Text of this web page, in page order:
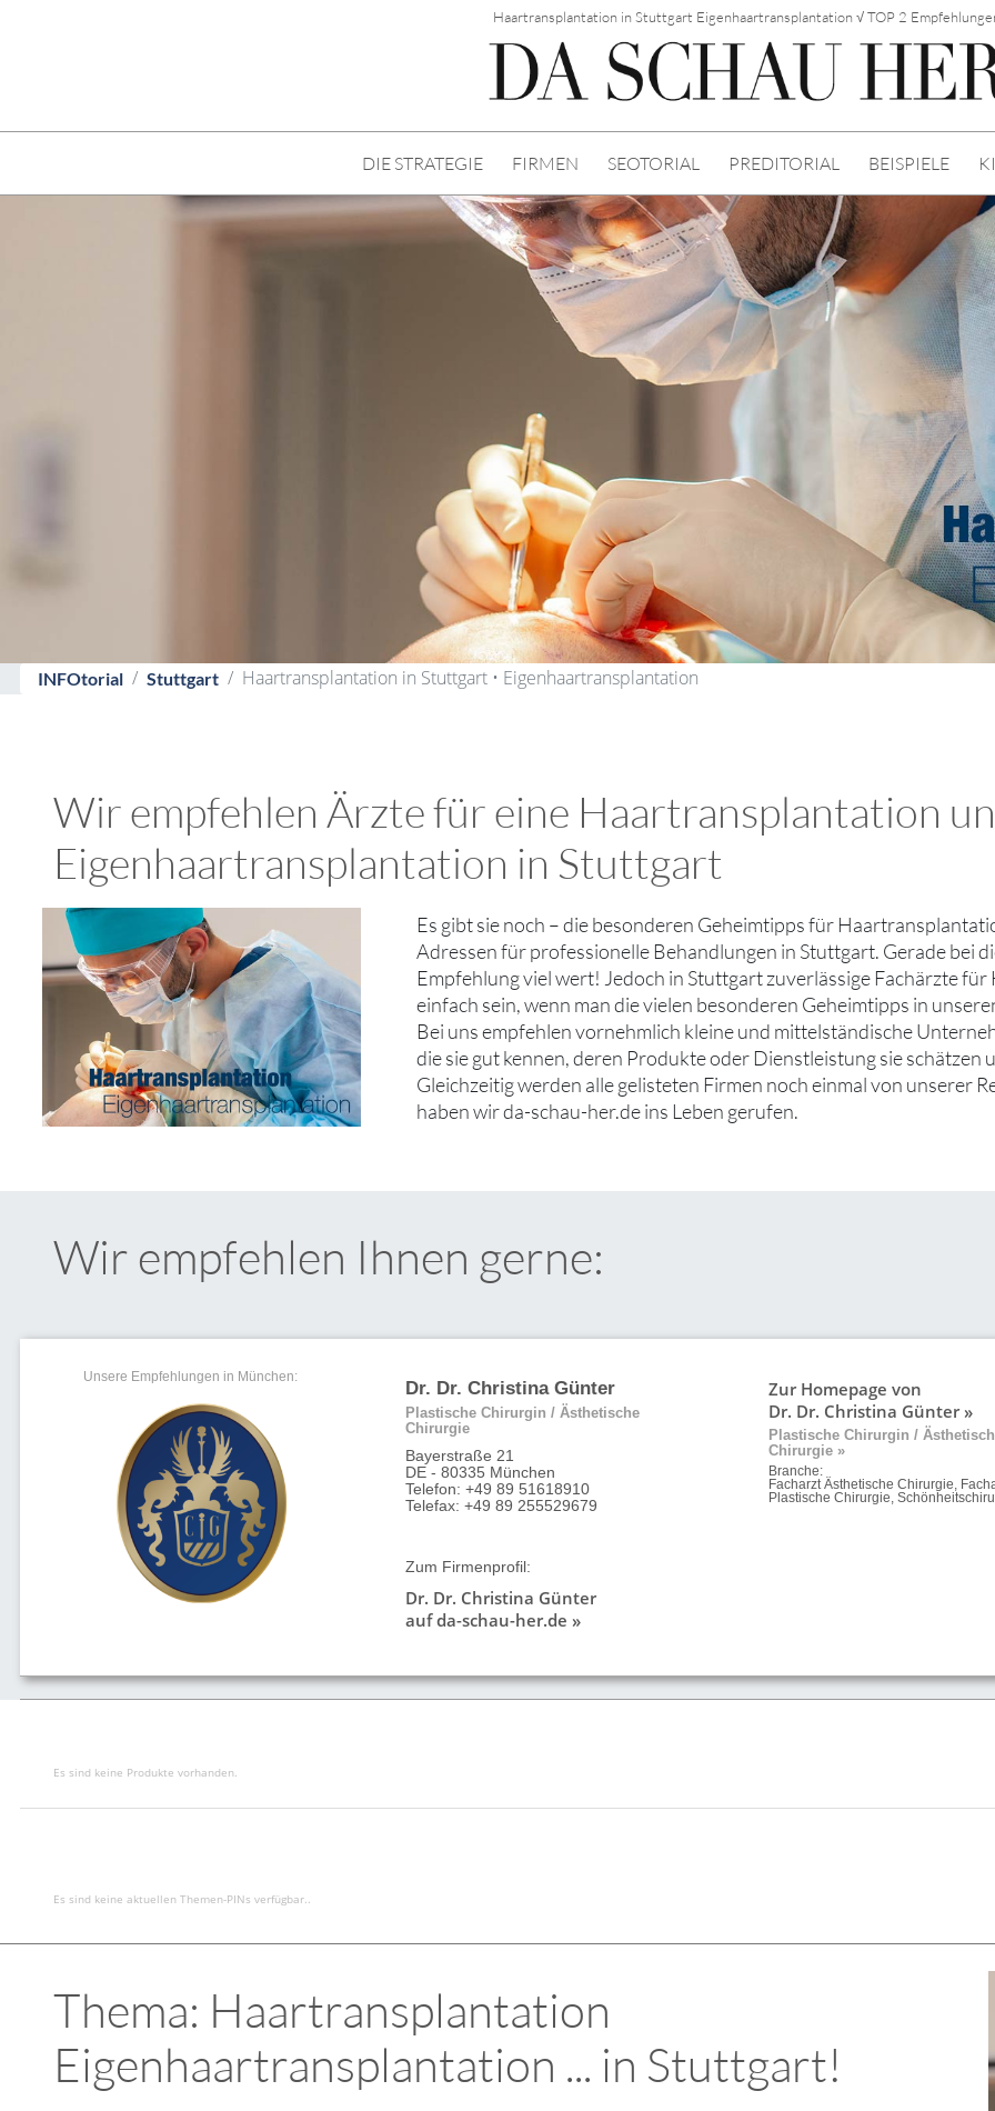
Haartransplantation in Stuttgart Eigenhaartransplantation √ TOP 2
DIE STRATEGIE FIRMEN SEOTORIAL PREDITORIAL BEISPIELE
INFOtorial Stuttgart Haartransplantation in Stuttgart • Eigenhaartransplantation
Wir empfehlen Ärzte für eine Haartransplantation
Eigenhaartransplantation in Stuttgart
Es gibt sie noch – die besonderen Geheimtipps für
Adressen für professionelle Behandlungen in Stuttgart. Gerade bei
Empfehlung viel wert! Jedoch in Stuttgart zuverlässige Fachärzte
einfach sein, wenn man die vielen besonderen Geheimtipps in
Bei uns empfehlen vornehmlich kleine und mittelständische
die sie gut kennen, deren Produkte oder Dienstleistung sie
Gleichzeitig werden alle gelisteten Firmen noch einmal von unserer
haben wir da-schau-her.de ins Leben gerufen.
Wir empfehlen Ihnen gerne:
Unsere Empfehlungen in München:
Dr. Dr. Christina Günter
Plastische Chirurgin / Ästhetische
Chirurgie
Bayerstraße 21
DE - 80335 München
Telefon: +49 89 51618910
Telefax: +49 89 255529679
Zum Firmenprofil:
Dr. Dr. Christina Günter
auf da-schau-her.de »
Zur Homepage von
Dr. Dr. Christina Günter »
Plastische Chirurgin /
Chirurgie »
Branche:
Facharzt Ästhetische Chirurgie,
Plastische Chirurgie,
Es sind keine Produkte vorhanden.
Es sind keine aktuellen Themen-PINs verfügbar..
Thema: Haartransplantation
Eigenhaartransplantation ... in Stuttgart!